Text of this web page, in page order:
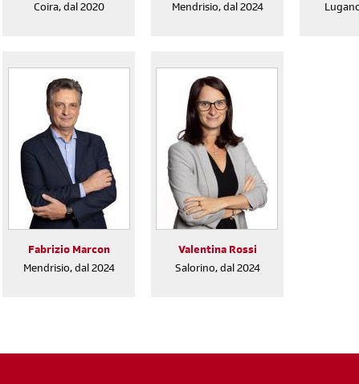
Coira, dal 2020
Mendrisio, dal 2024
Fabrizio Marcon
Mendrisio, dal 2024
Valentina Rossi
Salorino, dal 2024